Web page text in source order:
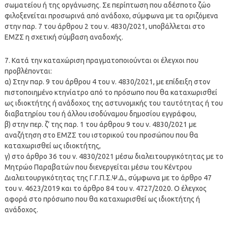
σωματείου ή της οργάνωσης. Σε περίπτωση που αδέσποτο ζώο
φιλοξενείται προσωρινά από ανάδοχο, σύμφωνα με τα οριζόμενα
στην παρ. 7 του άρθρου 2 του ν. 4830/2021, υποβάλλεται στο
ΕΜΖΣ η σχετική σύμβαση αναδοχής.
7. Κατά την καταχώριση πραγματοποιούνται οι έλεγχοι που
προβλέπονται:
α) Στην παρ. 9 του άρθρου 4 του ν. 4830/2021, με επίδειξη στον
πιστοποιημένο κτηνίατρο από το πρόσωπο που θα καταχωρισθεί
ως ιδιοκτήτης ή ανάδοχος της αστυνομικής του ταυτότητας ή του
διαβατηρίου του ή άλλου ισοδύναμου δημοσίου εγγράφου,
β) στην περ. ζ’ της παρ. 1 του άρθρου 9 του ν. 4830/2021 με
αναζήτηση στο ΕΜΖΣ του ιστορικού του προσώπου που θα
καταχωρισθεί ως ιδιοκτήτης,
γ) στο άρθρο 36 του ν. 4830/2021 μέσω διαλειτουργικότητας με το
Μητρώο Παραβατών που διενεργείται μέσω του Κέντρου
Διαλειτουργικότητας της Γ.Γ.Π.Σ.Ψ.Δ., σύμφωνα με το άρθρο 47
του ν. 4623/2019 και το άρθρο 84 του ν. 4727/2020. Ο έλεγχος
αφορά στο πρόσωπο που θα καταχωρισθεί ως ιδιοκτήτης ή
ανάδοχος.